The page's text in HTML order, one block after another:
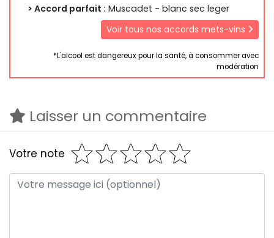
> Accord parfait : Muscadet - blanc sec leger
Voir tous nos accords mets-vins
*L'alcool est dangereux pour la santé, à consommer avec
modération
Laisser un commentaire
Votre note